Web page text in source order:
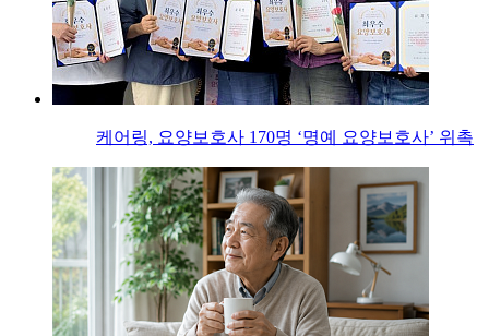
케어링, 요양보호사 170명 ‘명예 요양보호사’ 위촉